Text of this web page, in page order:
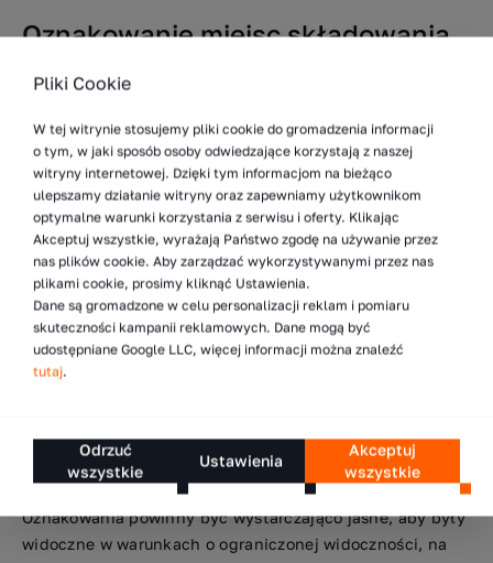
Oznakowanie miejsc składowania
w magazynie – podsumowanie
Oznakowanie regałów jest kluczowym aspektem
zapewnienia bezpiecznej eksploatacji systemu
składowania. Poprawne oznakowanie pomaga unikać
błędów, minimalizować ryzyko wypadków oraz
przyczyniać się do ogólnej efektywności operacyjnej
magazynu. Oznakowania magazynowe regałów muszą być
wyraźne, trwałe i łatwe do zrozumienia. Oto główne ich
cechy, które powinny być spełnione:
Wyraźność– oznakowania muszą być czytelne
z odpowiedniej odległości i w różnych warunkach
aby litery, liczby i symbole były łatwo rozpoznawalne.
Kolory użyte do oznakowań powinny tworzyć
wystarczający kontrast, aby informacje były czytelne.
Oznakowania powinny być wystarczająco jasne, aby były
widoczne w warunkach o ograniczonej widoczności, na
Pliki Cookie
W tej witrynie stosujemy pliki cookie do gromadzenia informacji
o tym, w jaki sposób osoby odwiedzające korzystają z naszej
witryny internetowej. Dzięki tym informacjom na bieżąco
ulepszamy działanie witryny oraz zapewniamy użytkownikom
optymalne warunki korzystania z serwisu i oferty. Klikając
Akceptuj wszystkie, wyrażają Państwo zgodę na używanie przez
nas plików cookie. Aby zarządzać wykorzystywanymi przez nas
plikami cookie, prosimy kliknąć Ustawienia.
Dane są gromadzone w celu personalizacji reklam i pomiaru
skuteczności kampanii reklamowych. Dane mogą być
udostępniane Google LLC, więcej informacji można znaleźć
tutaj.
Odrzuć
wszystkie
Ustawienia
Akceptuj
wszystkie